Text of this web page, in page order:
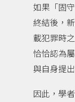
如果「固
終結後，
載犯罪時
恰恰認為
與自身提
因此，學